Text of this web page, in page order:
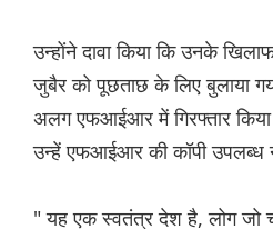
उन्होंने दावा किया कि उनके
जुबैर को पूछताछ के लिए बुलाया
अलग एफआईआर में गिरफ्तार किया
उन्हें एफआईआर की कॉपी उपलब्ध
" यह एक स्वतंत्र देश है, लोग